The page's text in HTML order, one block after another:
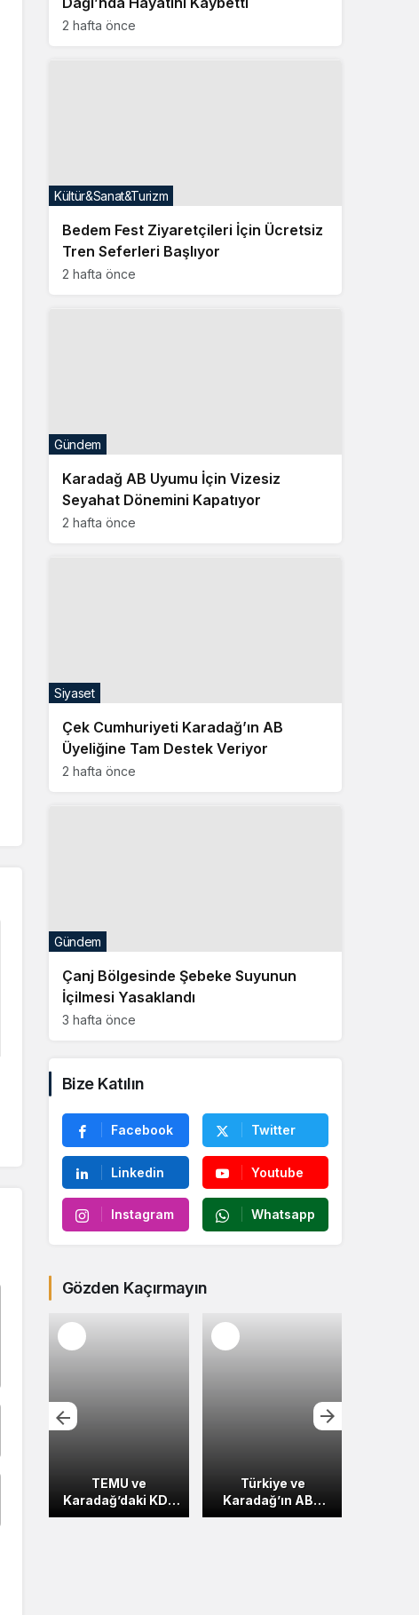
2 hafta önce
Bedem Fest Ziyaretçileri İçin Ücretsiz
Tren Seferleri Başlıyor
2 hafta önce
Kültür&Sanat&Turizm
Karadağ AB Uyumu İçin Vizesiz
Seyahat Dönemini Kapatıyor
2 hafta önce
Gündem
Çek Cumhuriyeti Karadağ’ın AB
Üyeliğine Tam Destek Veriyor
2 hafta önce
Siyaset
Çanj Bölgesinde Şebeke Suyunun
İçilmesi Yasaklandı
3 hafta önce
Gündem
Bize Katılın
Facebook Twitter
Linkedin Youtube
Instagram Whatsapp
Gözden Kaçırmayın
TEMU ve
Karadağ’daki KDV
Yasası Üzerine
Türkiye ve
Karadağ’ın ABD
Vize Ret Oranları